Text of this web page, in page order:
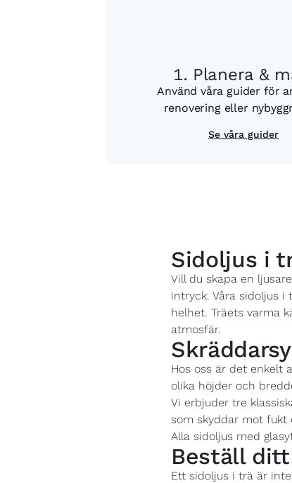
Planera &
Använd våra guider för
renovering eller
Se våra guider
Sidoljus i
Vill du skapa en
intryck. Våra sidoljus
helhet. Träets varma
atmosfär.
Hos oss är det enkelt
olika höjder och
Vi erbjuder tre
som skyddar mot fukt
Alla sidoljus med
Beställ
Ett sidoljus i trä är